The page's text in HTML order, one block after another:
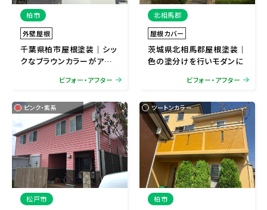
柏市
外壁屋根
千葉県柏市屋根塗装｜シッ
クなブラウンカラーがアク
ビフォー・アフター
北相馬郡
屋根カバー
茨城県北相馬郡屋根塗装｜
色の塗分けを行いモダンに
ビフォー・アフター
ピンク・紫系
松戸市
ツートンカラー
柏市